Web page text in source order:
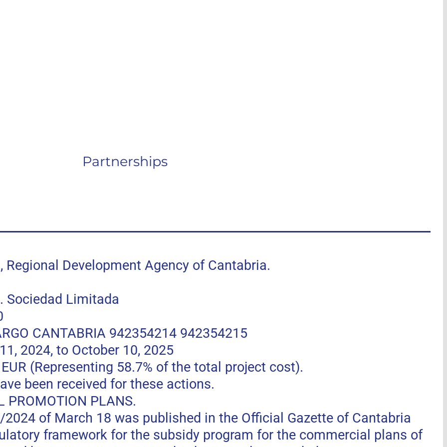
Partnerships
Regional Development Agency of Cantabria.
Sociedad Limitada
CANTABRIA 942354214 942354215
2024, to October 10, 2025
(Representing 58.7% of the total project cost).
been received for these actions.
PROMOTION PLANS.
2024 of March 18 was published in the Official Gazette of Cantabria
framework for the subsidy program for the commercial plans of